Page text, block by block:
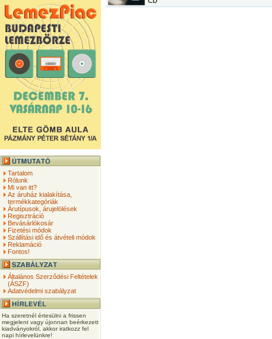
Tartalom
Rólunk
Mi van itt?
Az áruház kialakítása,
termékkategóriák
Árutípusok, árujelölések
Regisztráció
Bevásárlókosár
Fizetési módok
Szállítási idő és átvételi módok
Reklamáció
Fontos!
Általános Szerződési Feltételek
(ÁSZF)
Adatvédelmi szabályzat
Ha szeretnél értesülni a frissen
megjelent vagy újonnan beérkezett
kiadványokról, akkor iratkozz fel
napi hírlevelünkre!